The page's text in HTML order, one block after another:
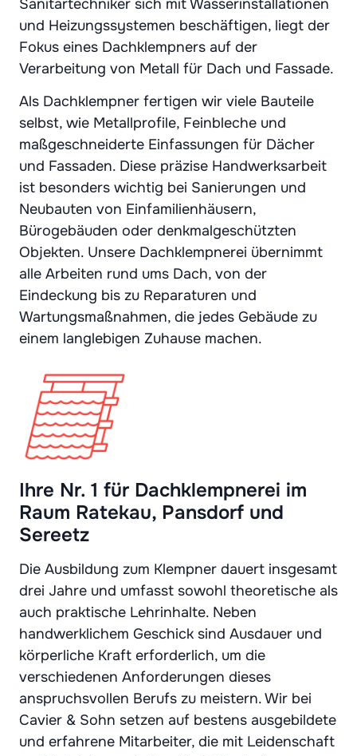
Sanitärtechniker sich mit Wasserinstallationen
und Heizungssystemen beschäftigen, liegt der
Fokus eines Dachklempners auf der
Verarbeitung von Metall für Dach und Fassade.
Als Dachklempner fertigen wir viele Bauteile
selbst, wie Metallprofile, Feinbleche und
maßgeschneiderte Einfassungen für Dächer
und Fassaden. Diese präzise Handwerksarbeit
ist besonders wichtig bei Sanierungen und
Neubauten von Einfamilienhäusern,
Bürogebäuden oder denkmalgeschützten
Objekten. Unsere Dachklempnerei übernimmt
alle Arbeiten rund ums Dach, von der
Eindeckung bis zu Reparaturen und
Wartungsmaßnahmen, die jedes Gebäude zu
einem langlebigen Zuhause machen.
Ihre Nr. 1 für Dachklempnerei im
Raum Ratekau, Pansdorf und
Sereetz
Die Ausbildung zum Klempner dauert insgesamt
drei Jahre und umfasst sowohl theoretische als
auch praktische Lehrinhalte. Neben
handwerklichem Geschick sind Ausdauer und
körperliche Kraft erforderlich, um die
verschiedenen Anforderungen dieses
anspruchsvollen Berufs zu meistern. Wir bei
Cavier & Sohn setzen auf bestens ausgebildete
und erfahrene Mitarbeiter, die mit Leidenschaft